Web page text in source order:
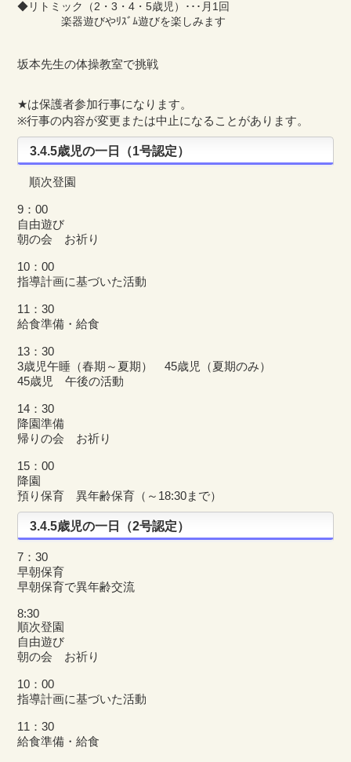
◆リトミック（2・3・4・5歳児）･･･月1回
楽器遊びやﾘｽﾞﾑ遊びを楽しみます
坂本先生の体操教室で挑戦
★は保護者参加行事になります。
※行事の内容が変更または中止になることがあります。
3.4.5歳児の一日（1号認定）
順次登園
9：00
自由遊び
朝の会 お祈り
10：00
指導計画に基づいた活動
11：30
給食準備・給食
13：30
3歳児午睡（春期～夏期） 45歳児（夏期のみ）
45歳児 午後の活動
14：30
降園準備
帰りの会 お祈り
15：00
降園
預り保育 異年齢保育（～18:30まで）
3.4.5歳児の一日（2号認定）
7：30
早朝保育
早朝保育で異年齢交流
8:30
順次登園
自由遊び
朝の会 お祈り
10：00
指導計画に基づいた活動
11：30
給食準備・給食